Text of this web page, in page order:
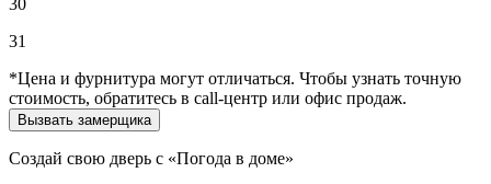
31
*Цена и фурнитура могут отличаться. Чтобы узнать точную
стоимость, обратитесь в call-центр или офис продаж.
Вызвать замерщика
Создай свою дверь с «Погода в доме»